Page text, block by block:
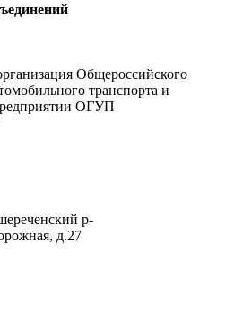
Общероссийского
транспорта и
ОГУП
р-
д.27